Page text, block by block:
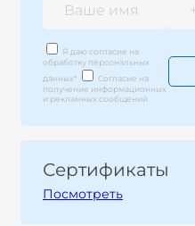
Я даю согласие на
обработку персональных
данных*
Согласие на
получение информационных
и рекламных сообщений
Сертификаты
Посмотреть